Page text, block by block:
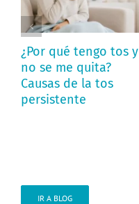
¿Por qué tengo tos y
no se me quita?
Causas de la tos
persistente
IR A BLOG